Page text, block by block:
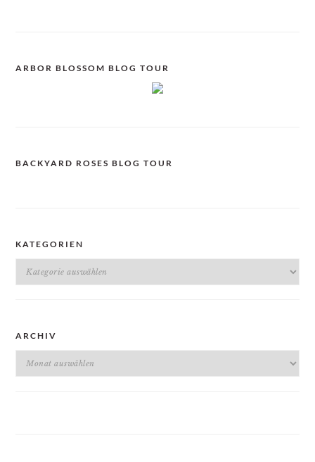
ARBOR BLOSSOM BLOG TOUR
BACKYARD ROSES BLOG TOUR
KATEGORIEN
Kategorien
ARCHIV
Archiv